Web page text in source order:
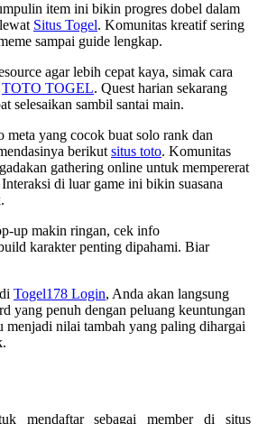
item ini bikin progres dobel dalam
Situs Togel. Komunitas kreatif sering
sampai guide lengkap.
agar lebih cepat kaya, simak cara
TOTO TOGEL. Quest harian sekarang
selesaikan sambil santai main.
yang cocok buat solo rank dan
berikut situs toto. Komunitas
gathering online untuk mempererat
di luar game ini bikin suasana
up makin ringan, cek info
karakter penting dipahami. Biar
Togel178 Login, Anda akan langsung
yang penuh dengan peluang keuntungan
nilai tambah yang paling dihargai
mendaftar sebagai member di situs